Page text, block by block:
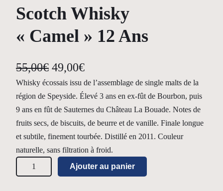
Scotch Whisky
« Camel » 12 Ans
55,00€ L
e
p
r
i
x
49,00€L
e
p
r
i
x
a
Whisky écossais issu de l’assemblage de single malts de la
région de Speyside. Élevé 3 ans en ex-fût de Bourbon, puis
9 ans en fût de Sauternes du Château La Bouade. Notes de
fruits secs, de biscuits, de beurre et de vanille. Finale longue
et subtile, finement tourbée. Distillé en 2011. Couleur
naturelle, sans filtration à froid.
u
Ajouter au panier